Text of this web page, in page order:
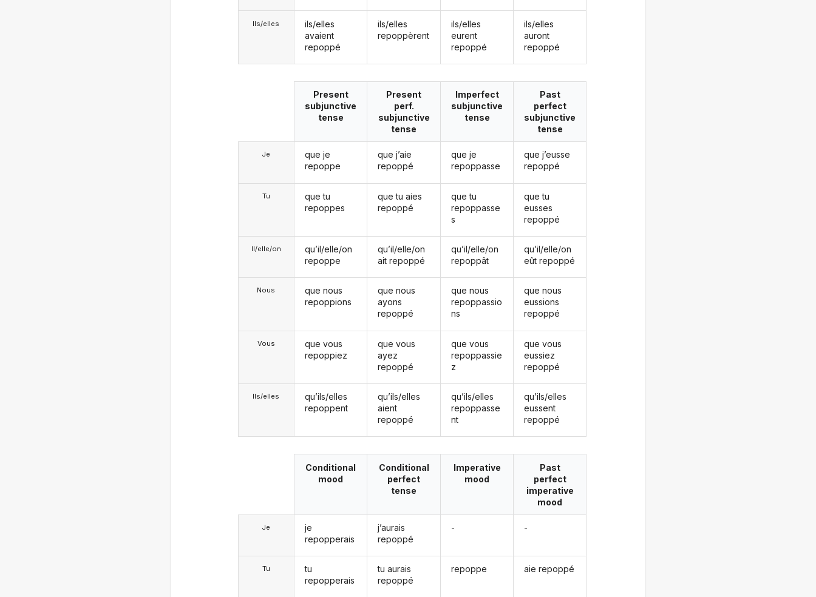
Ils/elles
ils/elles
avaient
repoppé
ils/elles
repoppèrent
ils/elles
eurent
repoppé
ils/elles
auront
repoppé
Je
Tu
Il/elle/on
Nous
Vous
Ils/elles
Present
subjunctive
tense
que je
repoppe
que tu
repoppes
qu’il/elle/on
repoppe
que nous
repoppions
que vous
repoppiez
qu’ils/elles
repoppent
Present
perf.
subjunctive
tense
que j’aie
repoppé
que tu aies
repoppé
qu’il/elle/on
ait repoppé
que nous
ayons
repoppé
que vous
ayez
repoppé
qu’ils/elles
aient
repoppé
Imperfect
subjunctive
tense
que je
repoppasse
que tu
repoppasse
s
qu’il/elle/on
repoppât
que nous
repoppassio
ns
que vous
repoppassie
z
qu’ils/elles
repoppasse
nt
Past
perfect
subjunctive
tense
que j’eusse
repoppé
que tu
eusses
repoppé
qu’il/elle/on
eût repoppé
que nous
eussions
repoppé
que vous
eussiez
repoppé
qu’ils/elles
eussent
repoppé
Je
Tu
Conditional
mood
je
repopperais
tu
repopperais
Conditional
perfect
tense
j’aurais
repoppé
tu aurais
repoppé
Imperative
mood
-
repoppe
Past
perfect
imperative
mood
-
aie repoppé